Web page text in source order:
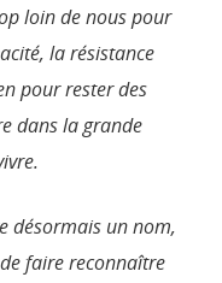
loin de nous pour
la résistance
pour rester des
dans la grande
désormais un nom,
faire reconnaître